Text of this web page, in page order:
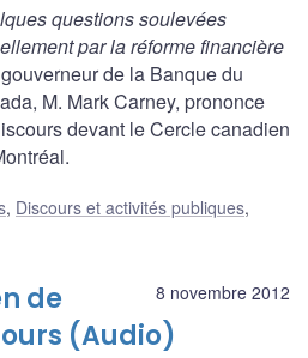
questions soulevées
par la réforme financière
de la Banque du
M. Mark Carney, prononce
devant le Cercle canadien
, Discours et activités publiques,
8 novembre 2012
de
(Audio)